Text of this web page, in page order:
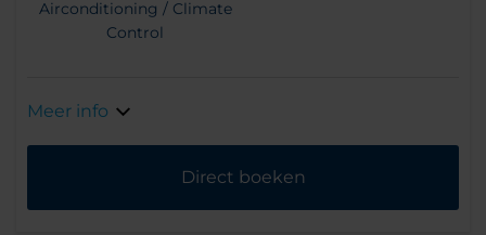
Airconditioning / Climate
Control
Meer info
Direct boeken